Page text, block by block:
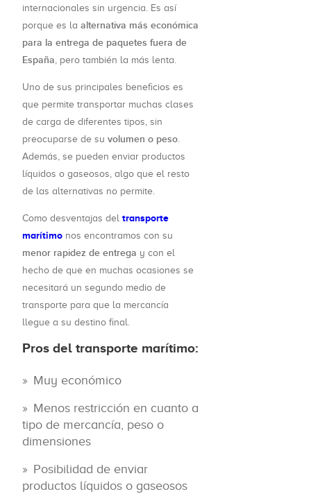
internacionales sin urgencia. Es así
porque es la alternativa más económica
para la entrega de paquetes fuera de
España, pero también la más lenta.
Uno de sus principales beneficios es
que permite transportar muchas clases
de carga de diferentes tipos, sin
preocuparse de su volumen o peso.
Además, se pueden enviar productos
líquidos o gaseosos, algo que el resto
de las alternativas no permite.
Como desventajas del transporte
marítimo nos encontramos con su
menor rapidez de entrega y con el
hecho de que en muchas ocasiones se
necesitará un segundo medio de
transporte para que la mercancía
llegue a su destino final.
Pros del transporte marítimo:
Muy económico
Menos restricción en cuanto a
tipo de mercancía, peso o
dimensiones
Posibilidad de enviar
productos líquidos o gaseosos